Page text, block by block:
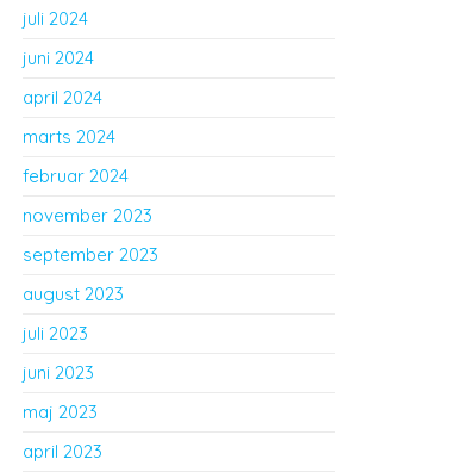
juli 2024
juni 2024
april 2024
marts 2024
februar 2024
november 2023
september 2023
august 2023
juli 2023
juni 2023
maj 2023
april 2023